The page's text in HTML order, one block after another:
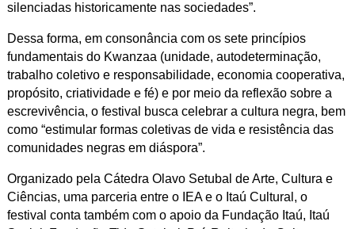
silenciadas historicamente nas sociedades”.
Dessa forma, em consonância com os sete princípios
fundamentais do Kwanzaa (unidade, autodeterminação,
trabalho coletivo e responsabilidade, economia cooperativa,
propósito, criatividade e fé) e por meio da reflexão sobre a
escrevivência, o festival busca celebrar a cultura negra, bem
como “estimular formas coletivas de vida e resistência das
comunidades negras em diáspora”.
Organizado pela Cátedra Olavo Setubal de Arte, Cultura e
Ciências, uma parceria entre o IEA e o Itaú Cultural, o
festival conta também com o apoio da Fundação Itaú, Itaú